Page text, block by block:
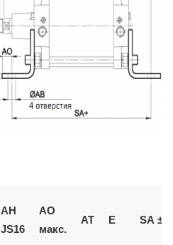
AH
JS16
AO
макс.
AT E SA ±2